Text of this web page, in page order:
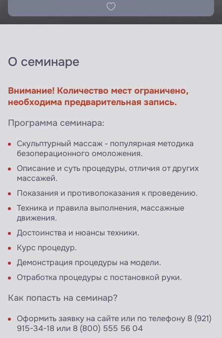
О семинаре
Внимание! Количество мест ограничено,
необходима предварительная запись.
Программа семинара:
Скульптурный массаж - популярная методика
безоперационного омоложения.
Описание и суть процедуры, отличия от других
массажей.
Показания и противопоказания к проведению.
Техника и правила выполнения, массажные
движения.
Достоинства и нюансы техники.
Курс процедур.
Демонстрация процедуры на модели.
Отработка процедуры с постановкой руки.
Как попасть на семинар?
Оформить заявку на сайте или по телефону 8 (921)
915-34-18 или 8 (800) 555 56 04